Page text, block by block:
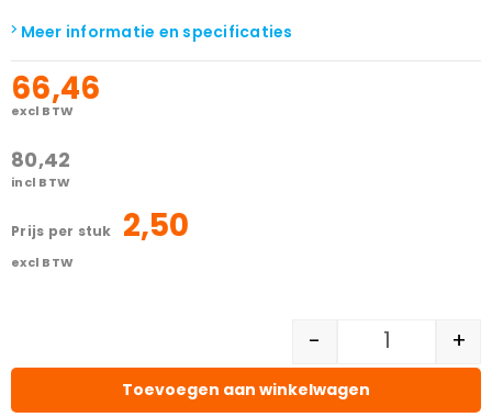
Meer informatie en specificaties
66,46
excl BTW
80,42
incl BTW
prijs per stuk 2,50
excl BTW
- +
Toevoegen aan winkelwagen